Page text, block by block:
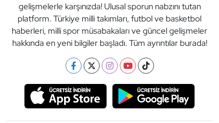
gelişmelerle karşınızda! Ulusal sporun nabzını tutan
platform. Türkiye milli takımları, futbol ve basketbol
haberleri, milli spor müsabakaları ve güncel gelişmeler
hakkında en yeni bilgiler başladı. Tüm ayrıntılar burada!